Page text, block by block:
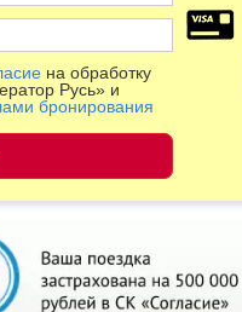
на обработку
Русь» и
бронирования